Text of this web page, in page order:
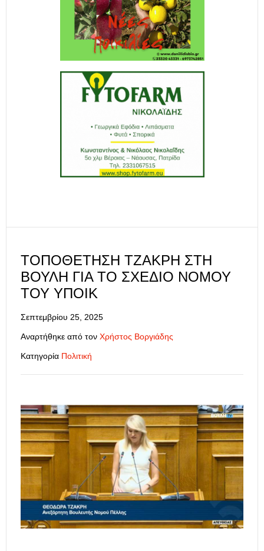
ΤΟΠΟΘΈΤΗΣΗ ΤΖΆΚΡΗ ΣΤΗ
ΒΟΥΛΉ ΓΙΑ ΤΟ ΣΧΈΔΙΟ ΝΌΜΟΥ
ΤΟΥ ΥΠΟΙΚ
Σεπτεμβρίου 25, 2025
Αναρτήθηκε από τον Χρήστος Βοργιάδης
Κατηγορία Πολιτική